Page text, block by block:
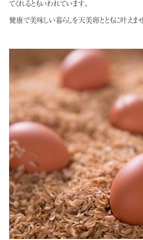
てくれるともいわれています。
健康で美味しい暮らしを天美卵とともに叶えま